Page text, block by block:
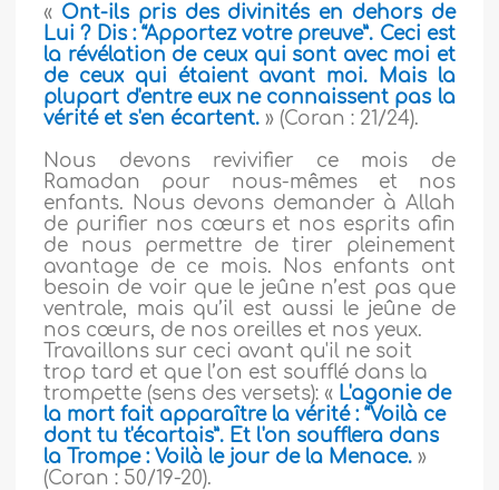
« Ont-ils pris des divinités en dehors de
Lui ? Dis : “Apportez votre preuve”. Ceci est
la révélation de ceux qui sont avec moi et
de ceux qui étaient avant moi. Mais la
plupart d'entre eux ne connaissent pas la
vérité et s'en écartent. » (Coran : 21/24).
Nous devons revivifier ce mois de
Ramadan pour nous-mêmes et nos
enfants. Nous devons demander à Allah
de purifier nos cœurs et nos esprits afin
de nous permettre de tirer pleinement
avantage de ce mois. Nos enfants ont
besoin de voir que le jeûne n’est pas que
ventrale, mais qu’il est aussi le jeûne de
nos cœurs, de nos oreilles et nos yeux.
Travaillons sur ceci avant qu'il ne soit
trop tard et que l’on est soufflé dans la
trompette (sens des versets): « L'agonie de
la mort fait apparaître la vérité : “Voilà ce
dont tu t'écartais”. Et l'on soufflera dans
la Trompe : Voilà le jour de la Menace. »
(Coran : 50/19-20).